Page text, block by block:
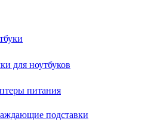
для ноутбуков
питания
подставки